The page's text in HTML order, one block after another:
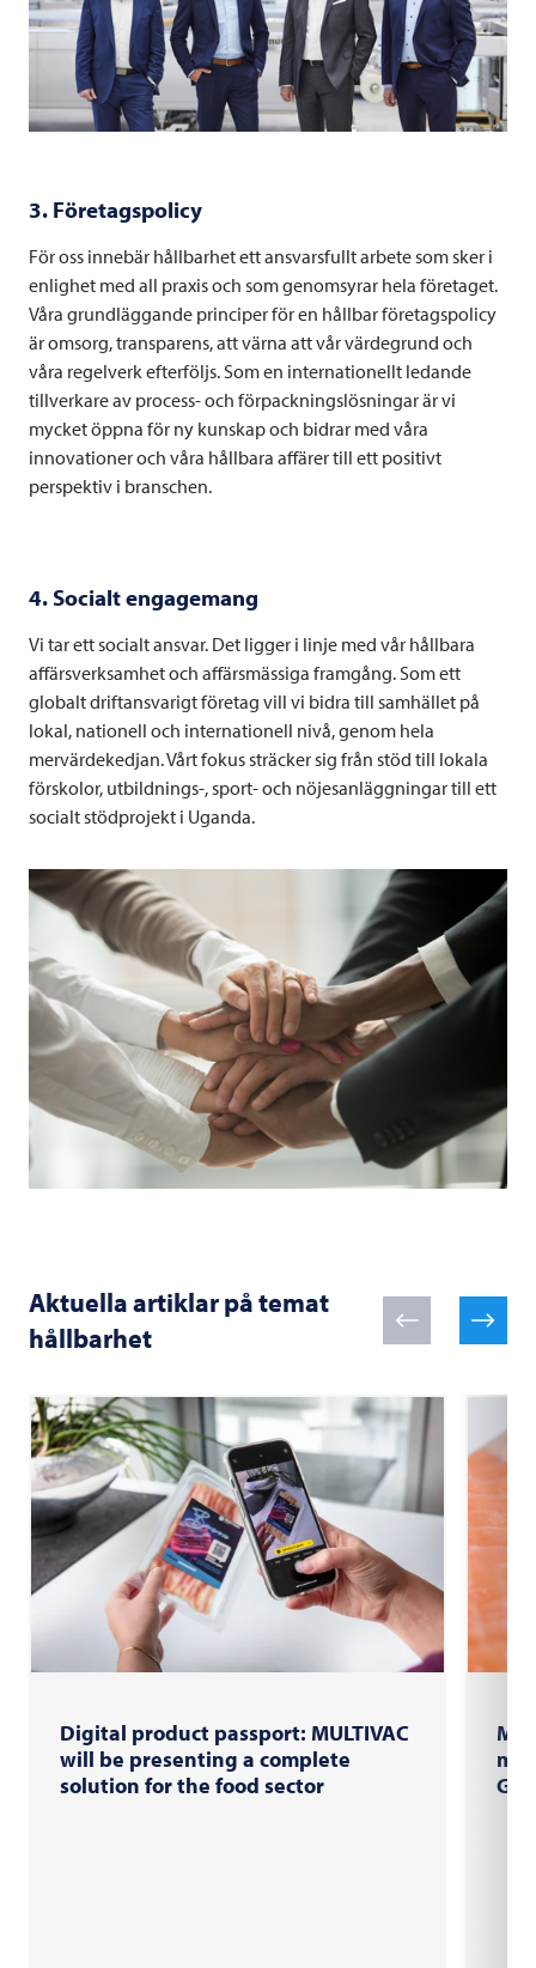
3. Företagspolicy
För oss innebär hållbarhet ett ansvarsfullt arbete som sker i
enlighet med all praxis och som genomsyrar hela företaget.
Våra grundläggande principer för en hållbar företagspolicy
är omsorg, transparens, att värna att vår värdegrund och
våra regelverk efterföljs. Som en internationellt ledande
tillverkare av process- och förpackningslösningar är vi
mycket öppna för ny kunskap och bidrar med våra
innovationer och våra hållbara affärer till ett positivt
perspektiv i branschen.
4. Socialt engagemang
Vi tar ett socialt ansvar. Det ligger i linje med vår hållbara
affärsverksamhet och affärsmässiga framgång. Som ett
globalt driftansvarigt företag vill vi bidra till samhället på
lokal, nationell och internationell nivå, genom hela
mervärdekedjan. Vårt fokus sträcker sig från stöd till lokala
förskolor, utbildnings-, sport- och nöjesanläggningar till ett
socialt stödprojekt i Uganda.
Aktuella artiklar på temat
hållbarhet
Digital product passport: MULTIVAC
will be presenting a complete
solution for the food sector